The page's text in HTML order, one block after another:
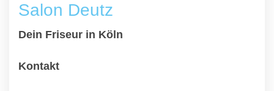
Salon Deutz
Dein Friseur in Köln
Kontakt